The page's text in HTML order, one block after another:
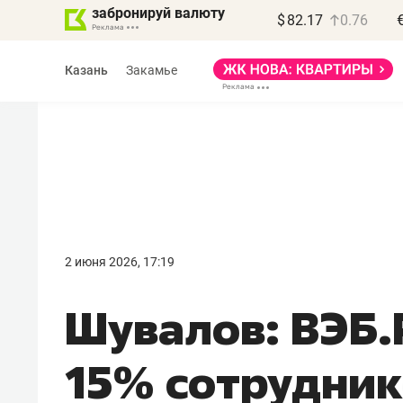
забронируй валюту $ 82.17 0.76
Казань Закамье
2 июня 2026, 17:19
Шувалов:
15%
правил, бизнес может
потерять минимум